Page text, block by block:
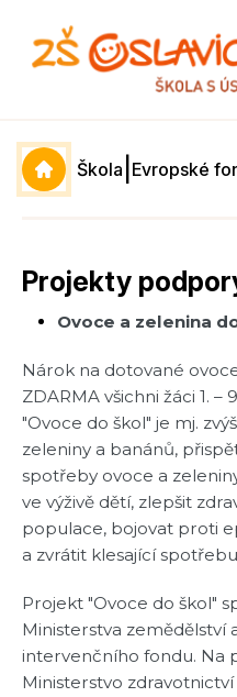
Škola Evropské
Projekty
Ovoce a zelenina
Nárok na dotované
ZDARMA všichni žáci 1.
"Ovoce do škol" je mj.
zeleniny a banánů,
spotřeby ovoce a
ve výživě dětí, zlepšit
populace, bojovat proti
a zvrátit klesající
Projekt "Ovoce do škol"
Ministerstva zemědělství
intervenčního fondu. Na
Ministerstvo